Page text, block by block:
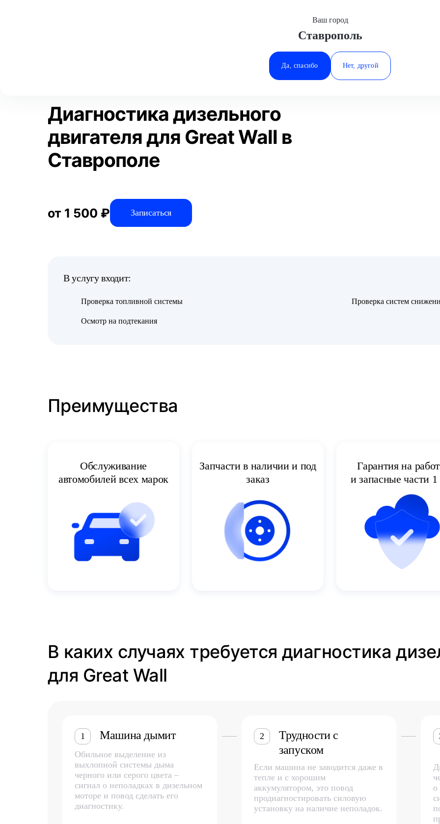
Минеральные Воды
Ростов-на-Дону
Ставрополь
Ваш город
Ставрополь
Да, спасибо Нет, другой
Диагностика дизельного двигателя Great Wall
Статьи
Диагностика дизельного
двигателя для Great Wall в
Ставрополе
от 1 500 ₽ Записаться
В услугу входит:
Проверка топливной системы
Осмотр на подтекания
Проверка систем
Преимущества
Обслуживание
автомобилей всех марок
Запчасти в наличии и под
заказ
Гарантия на
и запасные части 1
В каких случаях требуется диагностика
для Great Wall
1 Машина дымит
Обильное выделение из
выхлопной системы дыма
черного или серого цвета –
сигнал о неполадках в дизельном
моторе и повод сделать его
диагностику.
2
Трудности с
запуском
Если машина не заводится даже в
тепле и с хорошим
аккумулятором, это повод
продиагностировать силовую
установку на наличие неполадок.
о